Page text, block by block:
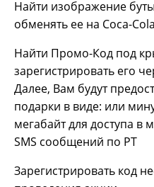
Найти изображение
обменять ее на Coca-
Найти Промо-Код под
зарегистрировать его
Далее, Вам будут
подарки в виде: или
мегабайт для доступа в
SMS сообщений по РТ
Зарегистрировать код